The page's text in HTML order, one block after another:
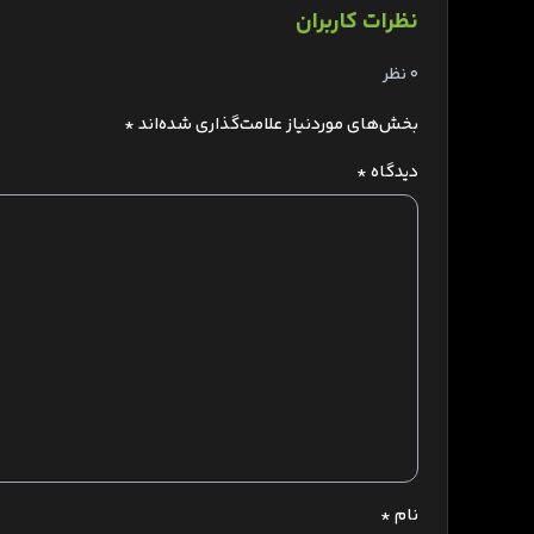
نظرات کاربران
0 نظر
بخش‌های موردنیاز علامت‌گذاری شده‌اند*
دیدگاه*
نام*